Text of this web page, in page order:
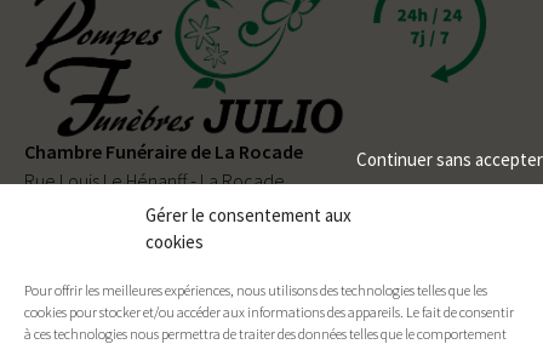
Gérer le consentement aux
cookies
Pour offrir les meilleures expériences, nous utilisons des technologies telles que les
cookies pour stocker et/ou accéder aux informations des appareils. Le fait de consentir
à ces technologies nous permettra de traiter des données telles que le comportement
Continuer sans accepter
Chambre Funéraire de La Rocade
Rue Louis Le Hénanff - La Rocade
56330 PLUVIGNER
02 97 50 90 80
Permanence téléphonique24h/24et7j/7